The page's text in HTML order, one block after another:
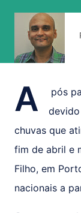
trave. Cravou a
primeiro ouro
A
pós
chuvas que
fim de abril e
Filho, em
nacionais a